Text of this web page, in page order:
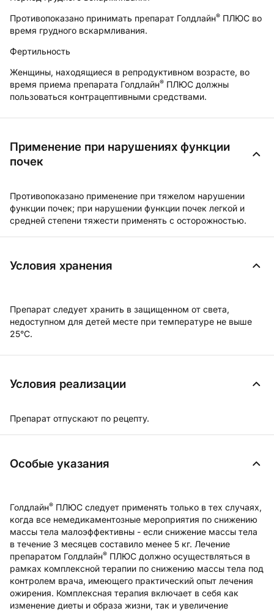
Противопоказано принимать препарат Голдлайн® ПЛЮС во
время грудного вскармливания.
Фертильность
Женщины, находящиеся в репродуктивном возрасте, во
время приема препарата Голдлайн® ПЛЮС должны
пользоваться контрацептивными средствами.
Применение при нарушениях функции
почек
Противопоказано применение при тяжелом нарушении
функции почек; при нарушении функции почек легкой и
средней степени тяжести применять с осторожностью.
Условия хранения
Препарат следует хранить в защищенном от света,
недоступном для детей месте при температуре не выше
25°С.
Условия реализации
Препарат отпускают по рецепту.
Особые указания
Голдлайн® ПЛЮС следует применять только в тех случаях,
когда все немедикаментозные мероприятия по снижению
массы тела малоэффективны - если снижение массы тела
в течение 3 месяцев составило менее 5 кг. Лечение
препаратом Голдлайн® ПЛЮС должно осуществляться в
рамках комплексной терапии по снижению массы тела под
контролем врача, имеющего практический опыт лечения
ожирения. Комплексная терапия включает в себя как
изменение диеты и образа жизни, так и увеличение